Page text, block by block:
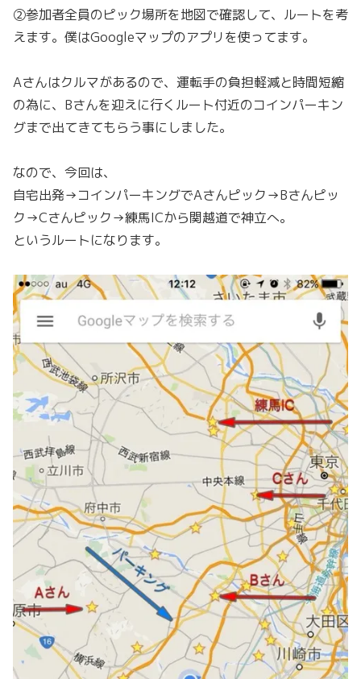
②参加者全員のピック場所を地図で確認して、ルートを考
えます。僕はGoogleマップのアプリを使ってます。
Aさんはクルマがあるので、運転手の負担軽減と時間短縮
の為に、Bさんを迎えに行くルート付近のコインパーキン
グまで出てきてもらう事にしました。
なので、今回は、
自宅出発→コインパーキングでAさんピック→Bさんピッ
ク→Cさんピック→練馬ICから関越道で神立へ。
というルートになります。